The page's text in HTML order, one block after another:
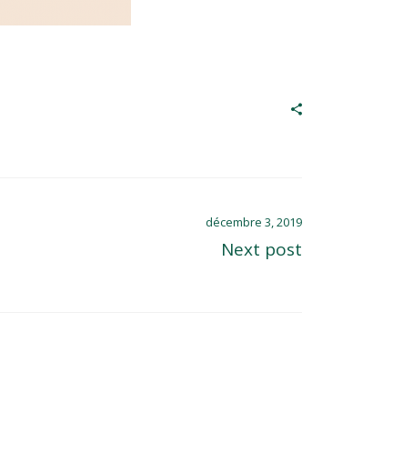
décembre 3, 2019
Next post